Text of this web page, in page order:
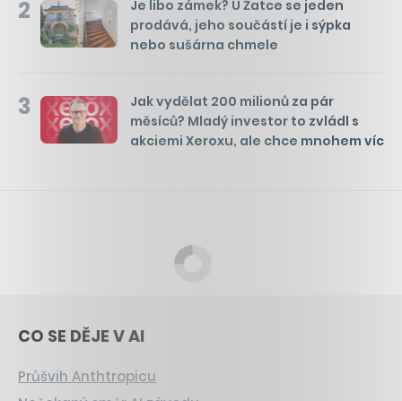
2
Je libo zámek? U Žatce se jeden
prodává, jeho součástí je i sýpka
nebo sušárna chmele
3
Jak vydělat 200 milionů za pár
měsíců? Mladý investor to zvládl s
akciemi Xeroxu, ale chce mnohem víc
CO SE DĚJE V AI
Průšvih Anthtropicu